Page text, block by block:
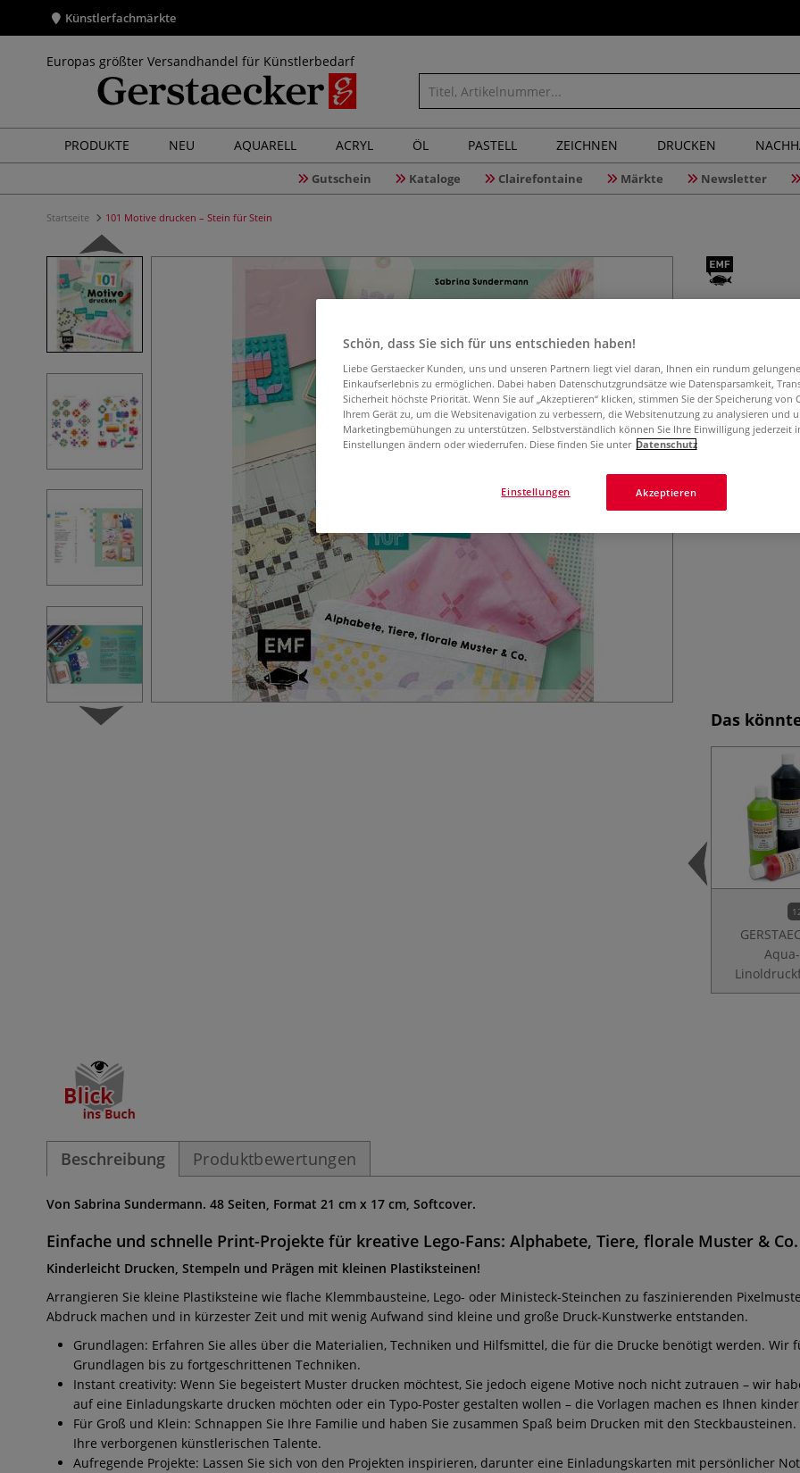
Künstlerfachmärkte
Europas größter Versandhandel für Künstlerbedarf
PRODUKTE NEU AQUARELL ACRYL ÖL PASTELL ZEICHNEN DRUCKEN
Gutschein Kataloge Clairefontaine Märkte Newsletter
Startseite 101 Motive drucken – Stein für Stein
101
Kinderleicht
Erfahren Sie
die Drucke
Das
Aqua-
Beschreibung Produktbewertungen
Von Sabrina Sundermann. 48 Seiten, Format 21 cm x 17 cm, Softcover.
Einfache und schnelle Print-Projekte für kreative Lego-Fans: Alphabete, Tiere, florale Muster & Co.
Kinderleicht Drucken, Stempeln und Prägen mit kleinen Plastiksteinen!
Arrangieren Sie kleine Plastiksteine wie flache Klemmbausteine, Lego- oder Ministeck-Steinchen zu faszinierenden
Abdruck machen und in kürzester Zeit und mit wenig Aufwand sind kleine und große Druck-Kunstwerke entstanden.
Grundlagen: Erfahren Sie alles über die Materialien, Techniken und Hilfsmittel, die für die Drucke benötigt werden. Wir
Grundlagen bis zu fortgeschrittenen Techniken.
Instant creativity: Wenn Sie begeistert Muster drucken möchtest, Sie jedoch eigene Motive noch nicht zutrauen – wir
auf eine Einladungskarte drucken möchten oder ein Typo-Poster gestalten wollen – die Vorlagen machen es Ihnen
Für Groß und Klein: Schnappen Sie Ihre Familie und haben Sie zusammen Spaß beim Drucken mit den
Ihre verborgenen künstlerischen Talente.
Aufregende Projekte: Lassen Sie sich von den Projekten inspirieren, darunter eine Einladungskarten mit persönlicher
Schön, dass Sie sich für uns entschieden haben!
Liebe Gerstaecker Kunden, uns und unseren Partnern liegt viel daran, Ihnen ein rundum
Einkaufserlebnis zu ermöglichen. Dabei haben Datenschutzgrundsätze wie Datensparsamkeit,
Sicherheit höchste Priorität. Wenn Sie auf „Akzeptieren“ klicken, stimmen Sie der Speicherung von
Ihrem Gerät zu, um die Websitenavigation zu verbessern, die Websitenutzung zu analysieren und
Marketingbemühungen zu unterstützen. Selbstverständlich können Sie Ihre Einwilligung jederzeit
Einstellungen ändern oder wiederrufen. Diese finden Sie unter Datenschutz
Akzeptieren
Einstellungen